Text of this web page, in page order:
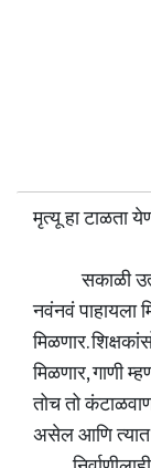
मृत्यू हा टाळता
सकाळी
नवंनवं पाहायला
मिळणार.
मिळणार, गाणी
तोच तो
असेल आणि त्यात